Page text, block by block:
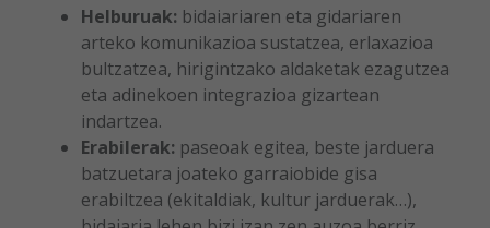
Helburuak: bidaiariaren eta gidariaren
arteko komunikazioa sustatzea, erlaxazioa
bultzatzea, hirigintzako aldaketak ezagutzea
eta adinekoen integrazioa gizartean
indartzea.
Erabilerak: paseoak egitea, beste jarduera
batzuetara joateko garraiobide gisa
erabiltzea (ekitaldiak, kultur jarduerak…),